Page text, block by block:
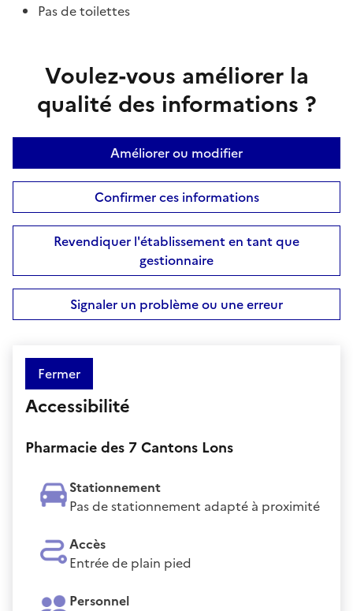
Pas de toilettes
Voulez-vous améliorer la
qualité des informations ?
Améliorer ou modifier
Confirmer ces informations
Revendiquer l'établissement en tant que
gestionnaire
Signaler un problème ou une erreur
Fermer
Accessibilité
Pharmacie des 7 Cantons Lons
Stationnement
Pas de stationnement adapté à proximité
Accès
Entrée de plain pied
Personnel